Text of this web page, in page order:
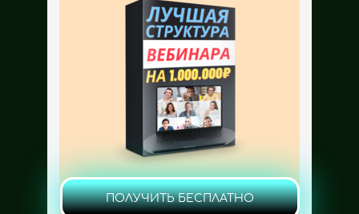
ПОЛУЧИТЬ БЕСПЛАТНО